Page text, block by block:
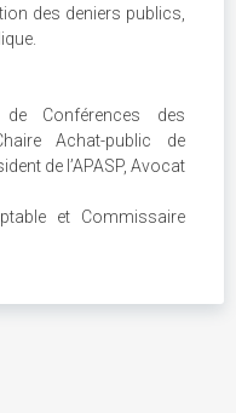
des deniers publics,
Conférences des
Achat-public de
de l’APASP, Avocat
et Commissaire